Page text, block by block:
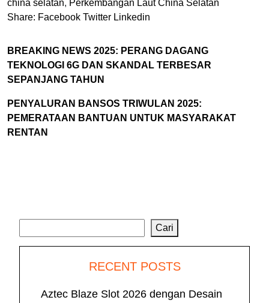
china selatan, Perkembangan Laut China Selatan
Share: Facebook Twitter Linkedin
BREAKING NEWS 2025: PERANG DAGANG
TEKNOLOGI 6G DAN SKANDAL TERBESAR
SEPANJANG TAHUN
PENYALURAN BANSOS TRIWULAN 2025:
PEMERATAAN BANTUAN UNTUK MASYARAKAT
RENTAN
Cari
RECENT POSTS
Aztec Blaze Slot 2026 dengan Desain